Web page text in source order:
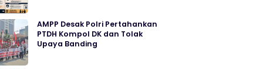
AMPP Desak Polri Pertahankan
PTDH Kompol DK dan Tolak
Upaya Banding